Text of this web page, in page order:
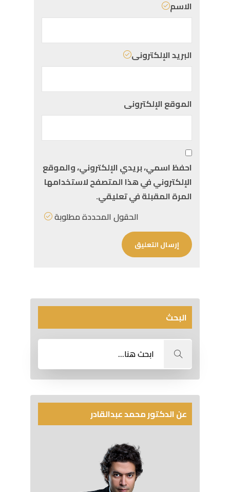
الاسم
البريد الإلكترونى
الموقع الإلكترونى
احفظ اسمي، بريدي الإلكتروني، والموقع
الإلكتروني في هذا المتصفح لاستخدامها
المرة المقبلة في تعليقي.
الحقول المحددة مطلوبة
البحث
عن الدكتور محمد عبدالقادر